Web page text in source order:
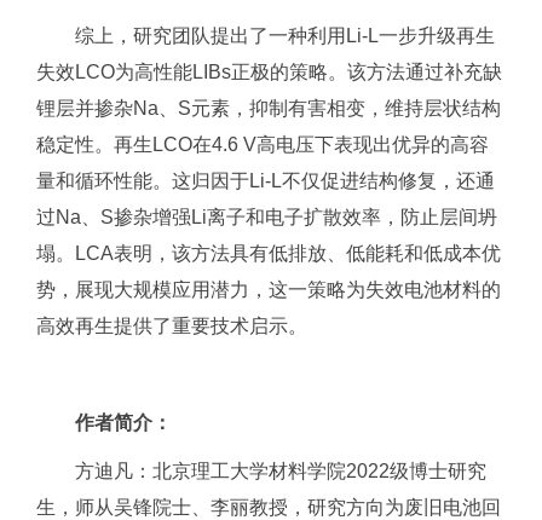
综上，研究团队提出了一种利用Li-L一步升级再生
失效LCO为高性能LIBs正极的策略。该方法通过补充缺
锂层并掺杂Na、S元素，抑制有害相变，维持层状结构
稳定性。再生LCO在4.6 V高电压下表现出优异的高容
量和循环性能。这归因于Li-L不仅促进结构修复，还通
过Na、S掺杂增强Li离子和电子扩散效率，防止层间坍
塌。LCA表明，该方法具有低排放、低能耗和低成本优
势，展现大规模应用潜力，这一策略为失效电池材料的
高效再生提供了重要技术启示。
作者简介：
方迪凡：北京理工大学材料学院2022级博士研究
生，师从吴锋院士、李丽教授，研究方向为废旧电池回